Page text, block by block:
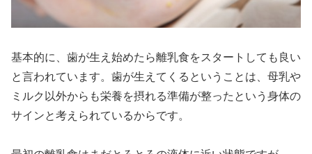
基本的に、歯が生え始めたら離乳食をスタートしても良い
と言われています。歯が生えてくるということは、母乳や
ミルク以外からも栄養を摂れる準備が整ったという身体の
サインと考えられているからです。